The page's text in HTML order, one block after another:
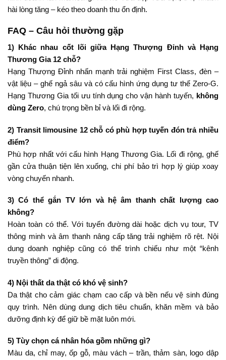
hài lòng tăng – kéo theo doanh thu ổn định.
FAQ – Câu hỏi thường gặp
1) Khác nhau cốt lõi giữa Hạng Thượng Đỉnh và Hạng
Thương Gia 12 chỗ?
Hạng Thượng Đỉnh nhấn mạnh trải nghiệm First Class, đèn –
vật liệu – ghế ngả sâu và có cấu hình ứng dụng tư thế Zero-G.
Hạng Thương Gia tối ưu tính dụng cho vận hành tuyến, không
dùng Zero, chú trọng bền bỉ và lối đi rộng.
2) Transit limousine 12 chỗ có phù hợp tuyến đón trả nhiều
điểm?
Phù hợp nhất với cấu hình Hạng Thương Gia. Lối đi rộng, ghế
gần cửa thuận tiện lên xuống, chi phí bảo trì hợp lý giúp xoay
vòng chuyến nhanh.
3) Có thể gắn TV lớn và hệ âm thanh chất lượng cao
không?
Hoàn toàn có thể. Với tuyến đường dài hoặc dịch vụ tour, TV
thông minh và âm thanh nâng cấp tăng trải nghiệm rõ rệt. Nội
dung doanh nghiệp cũng có thể trình chiếu như một “kênh
truyền thông” di động.
4) Nội thất da thật có khó vệ sinh?
Da thật cho cảm giác chạm cao cấp và bền nếu vệ sinh đúng
quy trình. Nên dùng dung dịch tiêu chuẩn, khăn mềm và bảo
dưỡng định kỳ để giữ bề mặt luôn mới.
5) Tùy chọn cá nhân hóa gồm những gì?
Màu da, chỉ may, ốp gỗ, màu vách – trần, thảm sàn, logo dập